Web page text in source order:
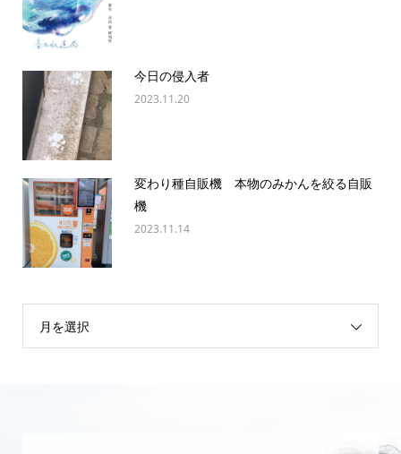
今日の侵入者
2023.11.20
変わり種自販機 本物のみかんを絞る自販
機
2023.11.14
月を選択